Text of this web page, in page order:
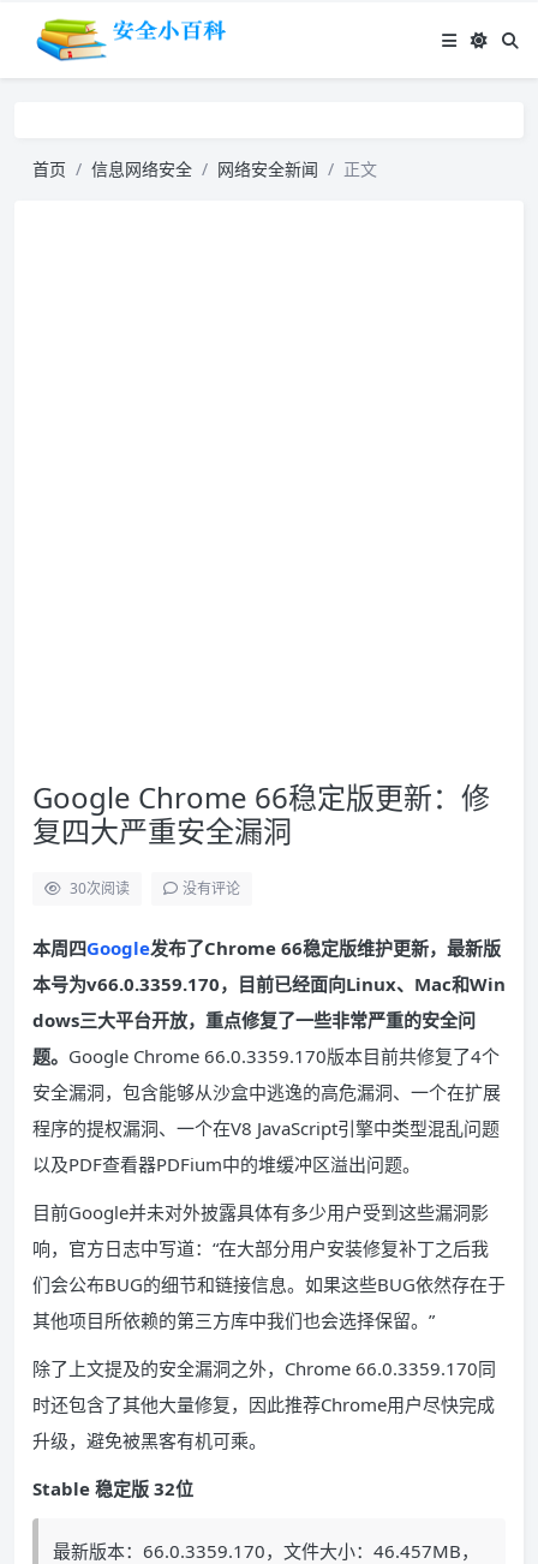
首页 信息网络安全 网络安全新闻 正文
Google Chrome 66稳定版更新：修
复四大严重安全漏洞
30次阅读 没有评论
本周四Google发布了Chrome 66稳定版维护更新，最新版
本号为v66.0.3359.170，目前已经面向Linux、Mac和Win
dows三大平台开放，重点修复了一些非常严重的安全问
题。 Google Chrome 66.0.3359.170版本目前共修复了4个
安全漏洞，包含能够从沙盒中逃逸的高危漏洞、一个在扩展
程序的提权漏洞、一个在V8 JavaScript引擎中类型混乱问题
以及PDF查看器PDFium中的堆缓冲区溢出问题。
目前Google并未对外披露具体有多少用户受到这些漏洞影
响，官方日志中写道：“在大部分用户安装修复补丁之后我
们会公布BUG的细节和链接信息。如果这些BUG依然存在于
其他项目所依赖的第三方库中我们也会选择保留。”
除了上文提及的安全漏洞之外，Chrome 66.0.3359.170同
时还包含了其他大量修复，因此推荐Chrome用户尽快完成
升级，避免被黑客有机可乘。
Stable 稳定版 32位
最新版本：66.0.3359.170，文件大小：46.457MB，